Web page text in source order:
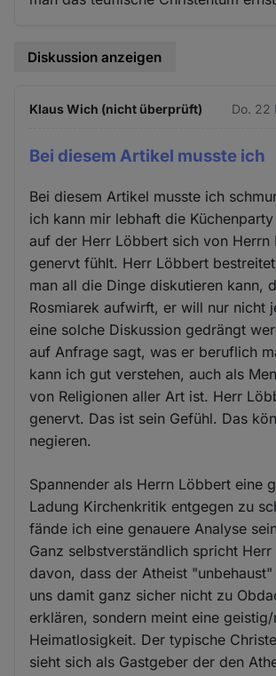
Diskussion anzeigen
Klaus Wich (nicht überprüft) Do. 22
Bei diesem Artikel musste ich
Bei diesem Artikel musste ich
ich kann mir lebhaft die
auf der Herr Löbbert sich von Herrn
genervt fühlt. Herr Löbbert
man all die Dinge diskutieren kann,
Rosmiarek aufwirft, er will nur nicht
eine solche Diskussion gedrängt
auf Anfrage sagt, was er beruflich
kann ich gut verstehen, auch als
von Religionen aller Art ist. Herr
genervt. Das ist sein Gefühl. Das
negieren.
Spannender als Herrn Löbbert eine
Ladung Kirchenkritik entgegen zu
fände ich eine genauere Analyse
Ganz selbstverständlich spricht
davon, dass der Atheist
uns damit ganz sicher nicht zu
erklären, sondern meint eine
Heimatlosigkeit. Der typische
sieht sich als Gastgeber der den